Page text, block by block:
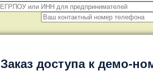
Заказ доступа к демо-